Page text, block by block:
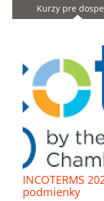
Kurzy pre
INCOTERMS
podmienky